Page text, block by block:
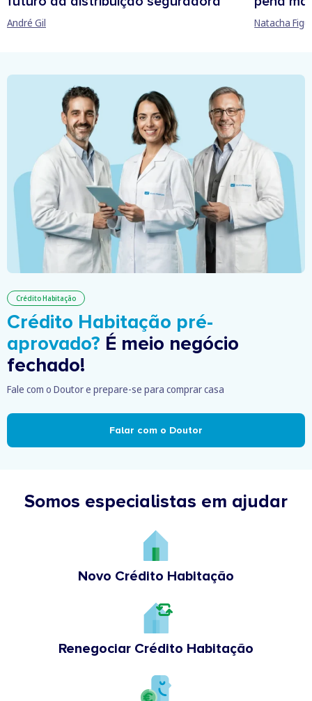
André Gil Natacha
Crédito Habitação
Crédito Habitação pré-
aprovado? É meio negócio
fechado!
Fale com o Doutor e prepare-se para comprar casa
Falar com o Doutor
Somos especialistas em ajudar
Novo Crédito Habitação
Renegociar Crédito Habitação